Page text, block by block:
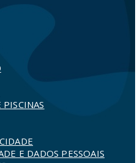
E DADOS PESSOAIS